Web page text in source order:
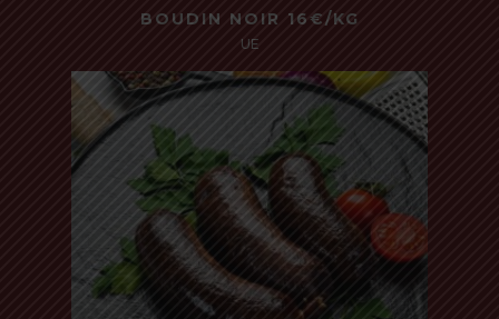
BOUDIN NOIR 16€/KG
UE